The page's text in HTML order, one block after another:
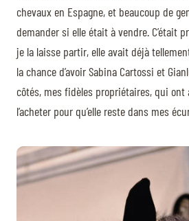
chevaux en Espagne, et beaucoup de
demander si elle était à vendre. C’était
je la laisse partir, elle avait déjà
la chance d’avoir Sabina Cartossi et
côtés, mes fidèles propriétaires, qui
l’acheter pour qu’elle reste dans mes